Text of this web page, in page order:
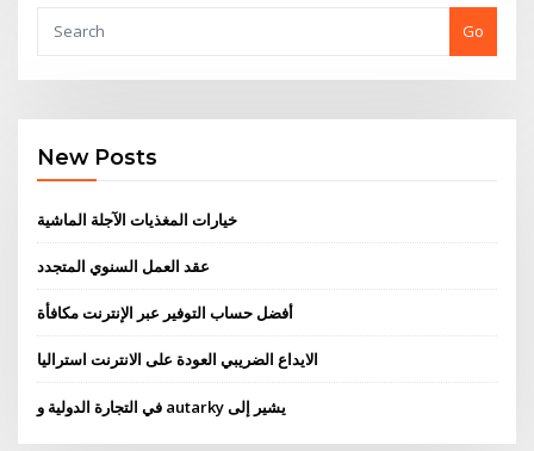
Go
New Posts
خيارات المغذيات الآجلة الماشية
عقد العمل السنوي المتجدد
أفضل حساب التوفير عبر الإنترنت مكافأة
الايداع الضريبي العودة على الانترنت استراليا
في التجارة الدولية و autarky يشير إلى